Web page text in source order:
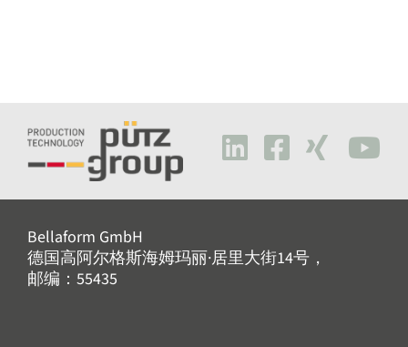
Bellaform GmbH
德国高阿尔格斯海姆玛丽·居里大街14号，
邮编：55435